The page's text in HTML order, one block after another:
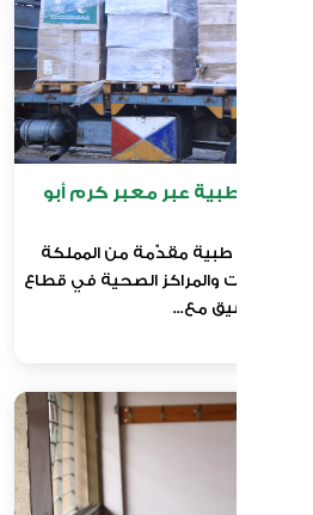
الطبية عبر معبر كرم أبو
مستلزمات طبية مقدّمة من المملكة
والمراكز الصحية في قطاع
بالتنسيق مع...